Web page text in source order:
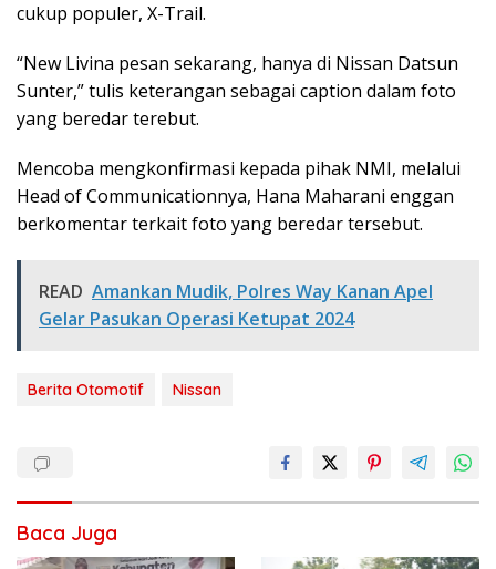
cukup populer, X-Trail.
“New Livina pesan sekarang, hanya di Nissan Datsun
Sunter,” tulis keterangan sebagai caption dalam foto
yang beredar terebut.
Mencoba mengkonfirmasi kepada pihak NMI, melalui
Head of Communicationnya, Hana Maharani enggan
berkomentar terkait foto yang beredar tersebut.
READ Amankan Mudik, Polres Way Kanan Apel
Gelar Pasukan Operasi Ketupat 2024
Berita Otomotif Nissan
Baca Juga